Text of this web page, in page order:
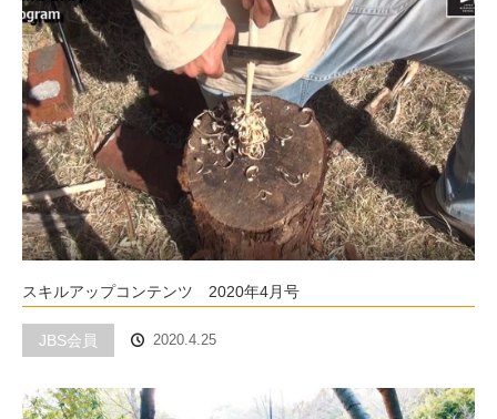
スキルアップコンテンツ 2020年4月号
JBS会員 2020.4.25